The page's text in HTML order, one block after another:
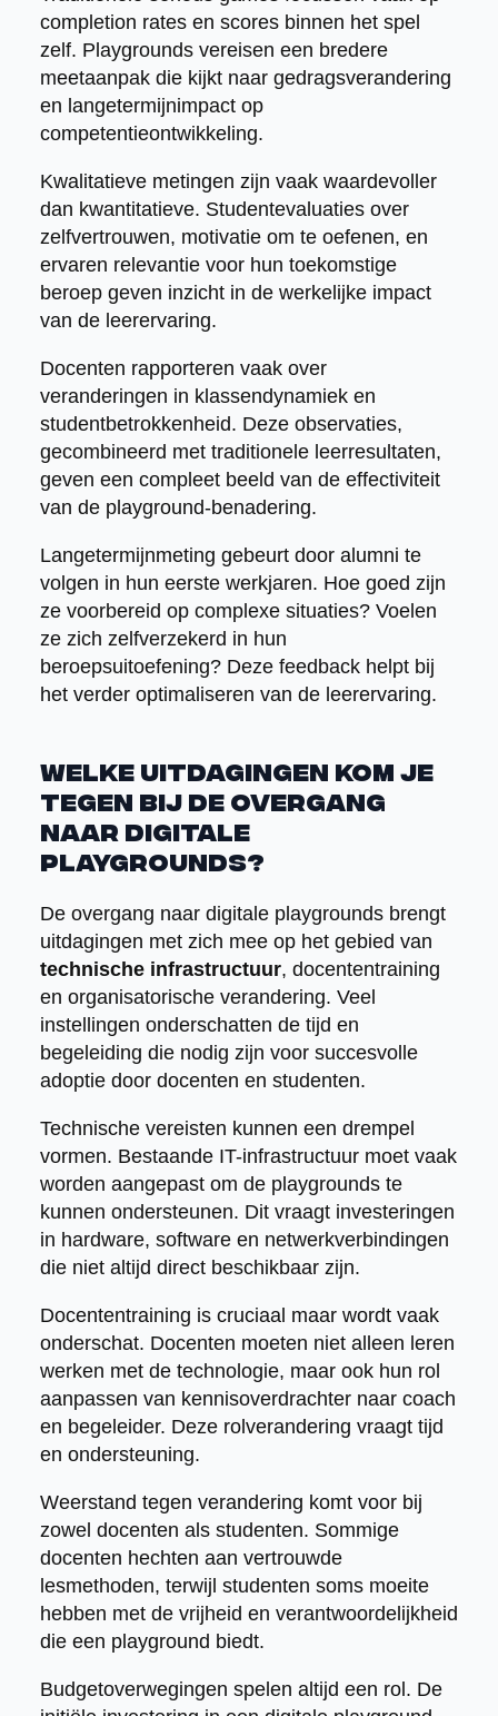
completion rates en scores binnen het spel
zelf. Playgrounds vereisen een bredere
meetaanpak die kijkt naar gedragsverandering
en langetermijnimpact op
competentieontwikkeling.
Kwalitatieve metingen zijn vaak waardevoller
dan kwantitatieve. Studentevaluaties over
zelfvertrouwen, motivatie om te oefenen, en
ervaren relevantie voor hun toekomstige
beroep geven inzicht in de werkelijke impact
van de leerervaring.
Docenten rapporteren vaak over
veranderingen in klassendynamiek en
studentbetrokkenheid. Deze observaties,
gecombineerd met traditionele leerresultaten,
geven een compleet beeld van de effectiviteit
van de playground-benadering.
Langetermijnmeting gebeurt door alumni te
volgen in hun eerste werkjaren. Hoe goed zijn
ze voorbereid op complexe situaties? Voelen
ze zich zelfverzekerd in hun
beroepsuitoefening? Deze feedback helpt bij
het verder optimaliseren van de leerervaring.
Welke uitdagingen kom je
tegen bij de overgang
naar digitale
playgrounds?
De overgang naar digitale playgrounds brengt
uitdagingen met zich mee op het gebied van
technische infrastructuur, docententraining
en organisatorische verandering. Veel
instellingen onderschatten de tijd en
begeleiding die nodig zijn voor succesvolle
adoptie door docenten en studenten.
Technische vereisten kunnen een drempel
vormen. Bestaande IT-infrastructuur moet vaak
worden aangepast om de playgrounds te
kunnen ondersteunen. Dit vraagt investeringen
in hardware, software en netwerkverbindingen
die niet altijd direct beschikbaar zijn.
Docententraining is cruciaal maar wordt vaak
onderschat. Docenten moeten niet alleen leren
werken met de technologie, maar ook hun rol
aanpassen van kennisoverdrachter naar coach
en begeleider. Deze rolverandering vraagt tijd
en ondersteuning.
Weerstand tegen verandering komt voor bij
zowel docenten als studenten. Sommige
docenten hechten aan vertrouwde
lesmethoden, terwijl studenten soms moeite
hebben met de vrijheid en verantwoordelijkheid
die een playground biedt.
Budgetoverwegingen spelen altijd een rol. De